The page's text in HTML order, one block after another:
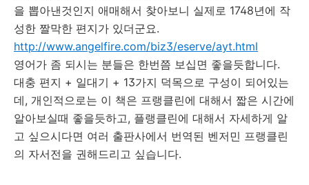
을 뽑아낸것인지 애매해서 찾아보니 실제로 1748년에 작
성한 짤막한 편지가 있더군요.
http://www.angelfire.com/biz3/eserve/ayt.html
영어가 좀 되시는 분들은 한번쯤 보십면 좋을듯합니다.
대충 편지 + 일대기 + 13가지 덕목으로 구성이 되어있는
데, 개인적으로는 이 책은 프랭클린에 대해서 짧은 시간에
알아보실때 좋을듯하고, 플랭클린에 대해서 자세하게 알
고 싶으시다면 여러 출판사에서 번역된 벤저민 프랭클린
의 자서전을 권해드리고 싶습니다.